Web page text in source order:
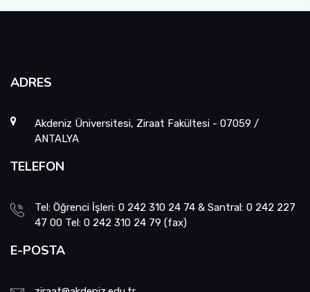
ADRES
Akdeniz Üniversitesi, Ziraat Fakültesi - 07059 /
ANTALYA
TELEFON
Tel: Öğrenci İşleri: 0 242 310 24 74 & Santral: 0 242 227
47 00 Tel: 0 242 310 24 79 (fax)
E-POSTA